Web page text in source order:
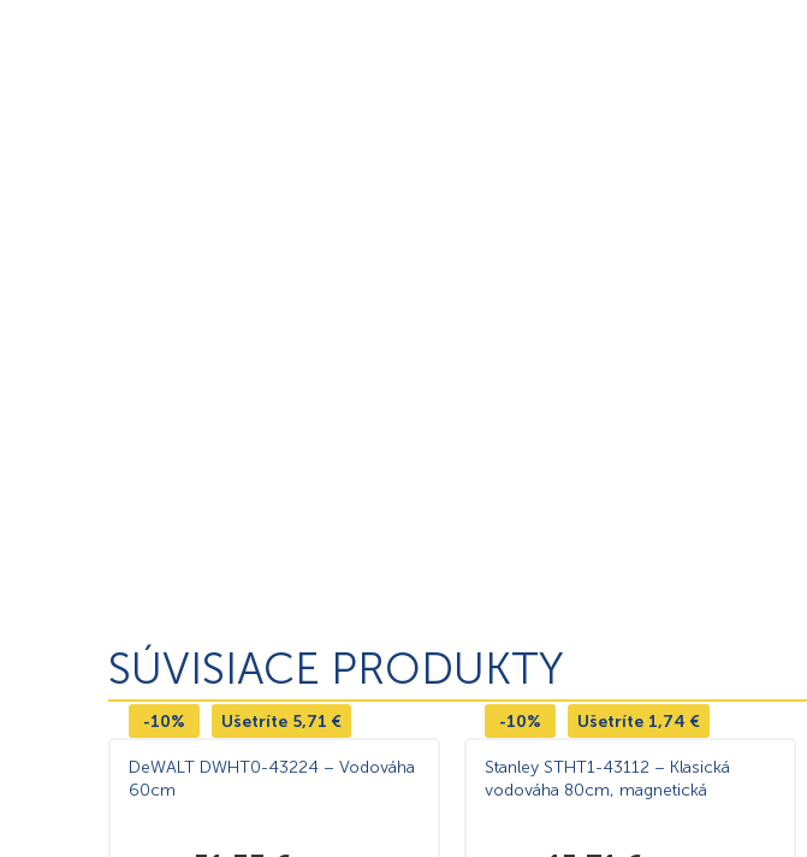
SÚVISIACE PRODUKTY
-10% Ušetríte 5,71 €
DeWALT DWHT0-43224 – Vodováha
60cm
-10% Ušetríte 1,74 €
Stanley STHT1-43112 – Klasická
vodováha 80cm, magnetická